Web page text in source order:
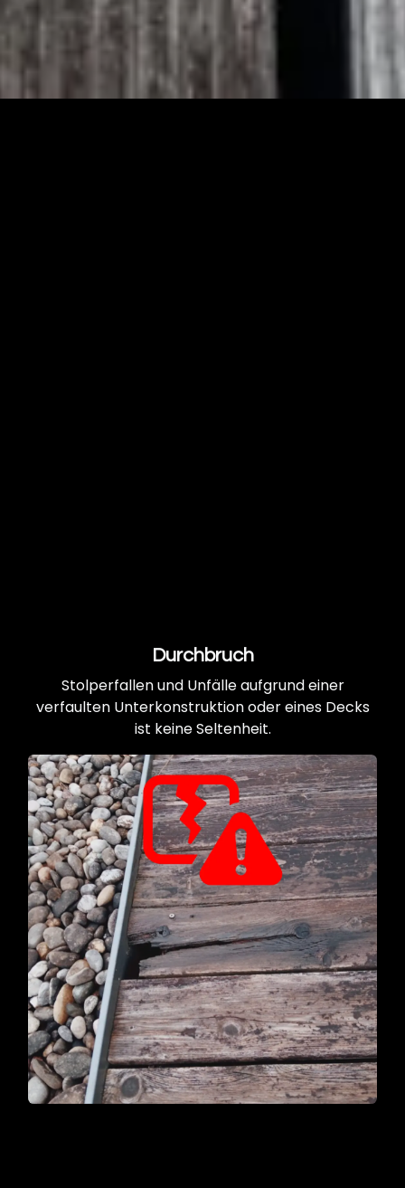
Durchbruch
Stolperfallen und Unfälle aufgrund einer
verfaulten Unterkonstruktion oder eines Decks
ist keine Seltenheit.